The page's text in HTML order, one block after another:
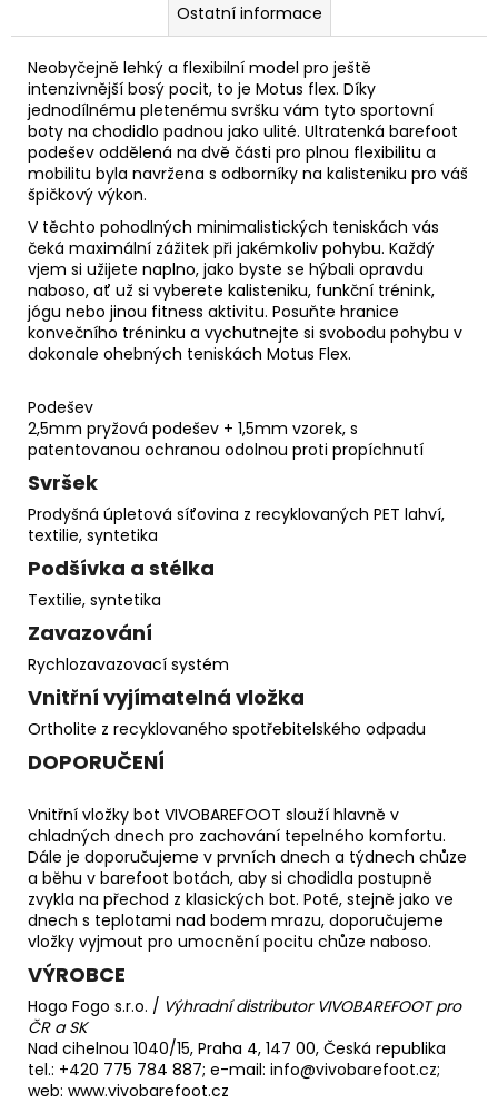
Ostatní informace
Neobyčejně lehký a flexibilní model pro ještě
intenzivnější bosý pocit, to je Motus flex. Díky
jednodílnému pletenému svršku vám tyto sportovní
boty na chodidlo padnou jako ulité. Ultratenká barefoot
podešev oddělená na dvě části pro plnou flexibilitu a
mobilitu byla navržena s odborníky na kalisteniku pro váš
špičkový výkon.
V těchto pohodlných minimalistických teniskách vás
čeká maximální zážitek při jakémkoliv pohybu. Každý
vjem si užijete naplno, jako byste se hýbali opravdu
naboso, ať už si vyberete kalisteniku, funkční trénink,
jógu nebo jinou fitness aktivitu. Posuňte hranice
konvečního tréninku a vychutnejte si svobodu pohybu v
dokonale ohebných teniskách Motus Flex.
Podešev
2,5mm pryžová podešev + 1,5mm vzorek, s
patentovanou ochranou odolnou proti propíchnutí
Svršek
Prodyšná úpletová síťovina z recyklovaných PET lahví,
textilie, syntetika
Podšívka a stélka
Textilie, syntetika
Zavazování
Rychlozavazovací systém
Vnitřní vyjímatelná vložka
Ortholite z recyklovaného spotřebitelského odpadu
DOPORUČENÍ
Vnitřní vložky bot VIVOBAREFOOT slouží hlavně v
chladných dnech pro zachování tepelného komfortu.
Dále je doporučujeme v prvních dnech a týdnech chůze
a běhu v barefoot botách, aby si chodidla postupně
zvykla na přechod z klasických bot. Poté, stejně jako ve
dnech s teplotami nad bodem mrazu, doporučujeme
vložky vyjmout pro umocnění pocitu chůze naboso.
VÝROBCE
Hogo Fogo s.r.o. / Výhradní distributor VIVOBAREFOOT pro
ČR a SK
Nad cihelnou 1040/15, Praha 4, 147 00, Česká republika
tel.: +420 775 784 887; e-mail: info@vivobarefoot.cz;
web: www.vivobarefoot.cz